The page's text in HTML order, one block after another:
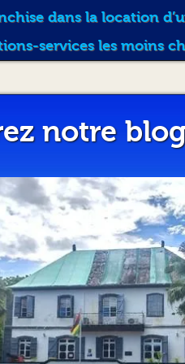
dans la location
services les moins
notre